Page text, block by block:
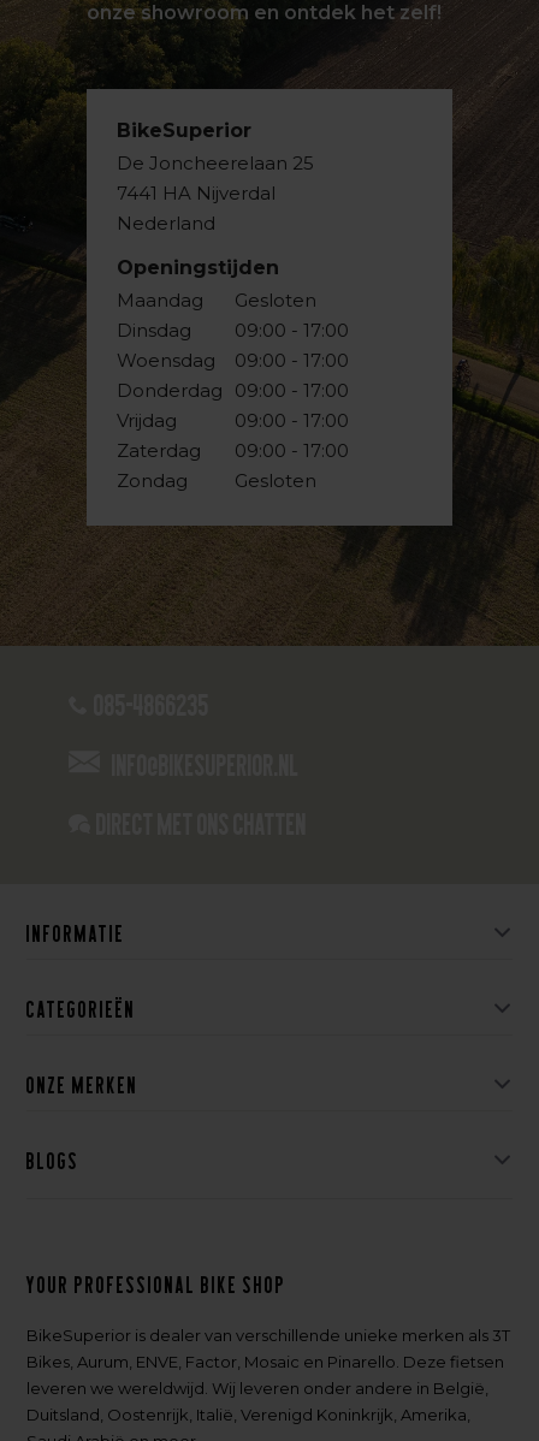
onze showroom en ontdek het zelf!
BikeSuperior
De Joncheerelaan 25
7441 HA Nijverdal
Nederland
Openingstijden
Maandag
Dinsdag
Woensdag
Donderdag
Vrijdag
Zaterdag
Zondag
Gesloten
09:00 - 17:00
09:00 - 17:00
09:00 - 17:00
09:00 - 17:00
09:00 - 17:00
Gesloten
Informatie
Categorieën
Onze merken
Blogs
Your professional bike shop
BikeSuperior is dealer van verschillende unieke merken als 3T
Bikes, Aurum, ENVE, Factor, Mosaic en Pinarello. Deze fietsen
leveren we wereldwijd. Wij leveren onder andere in België,
Duitsland, Oostenrijk, Italië, Verenigd Koninkrijk, Amerika,